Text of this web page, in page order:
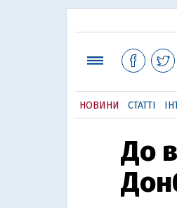
НОВИНИ СТАТТІ
До